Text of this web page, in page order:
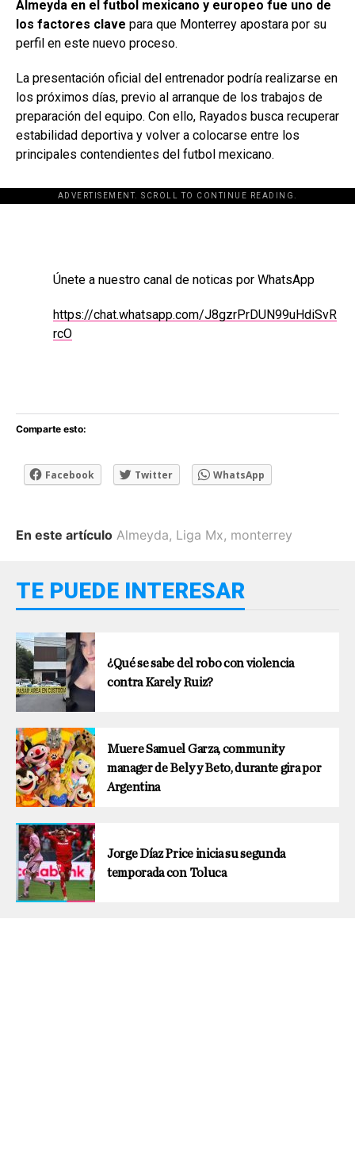
Almeyda en el futbol mexicano y europeo fue uno de
los factores clave para que Monterrey apostara por su
perfil en este nuevo proceso.
La presentación oficial del entrenador podría realizarse en
los próximos días, previo al arranque de los trabajos de
preparación del equipo. Con ello, Rayados busca recuperar
estabilidad deportiva y volver a colocarse entre los
principales contendientes del futbol mexicano.
ADVERTISEMENT. SCROLL TO CONTINUE READING.
[adsforwp id="243463"]
Únete a nuestro canal de noticas por WhatsApp
https://chat.whatsapp.com/J8gzrPrDUN99uHdiSvR
rcO
Comparte esto:
Facebook Twitter WhatsApp
En este artículo Almeyda, Liga Mx, monterrey
TE PUEDE INTERESAR
¿Qué se sabe del robo con violencia
contra Karely Ruiz?
Muere Samuel Garza, community
manager de Bely y Beto, durante gira por
Argentina
Jorge Díaz Price inicia su segunda
temporada con Toluca